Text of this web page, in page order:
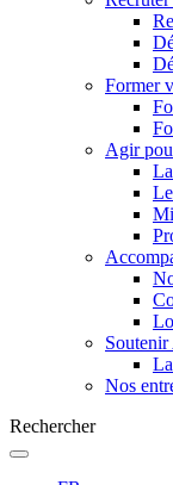
Former
Agir
Nos
Rechercher